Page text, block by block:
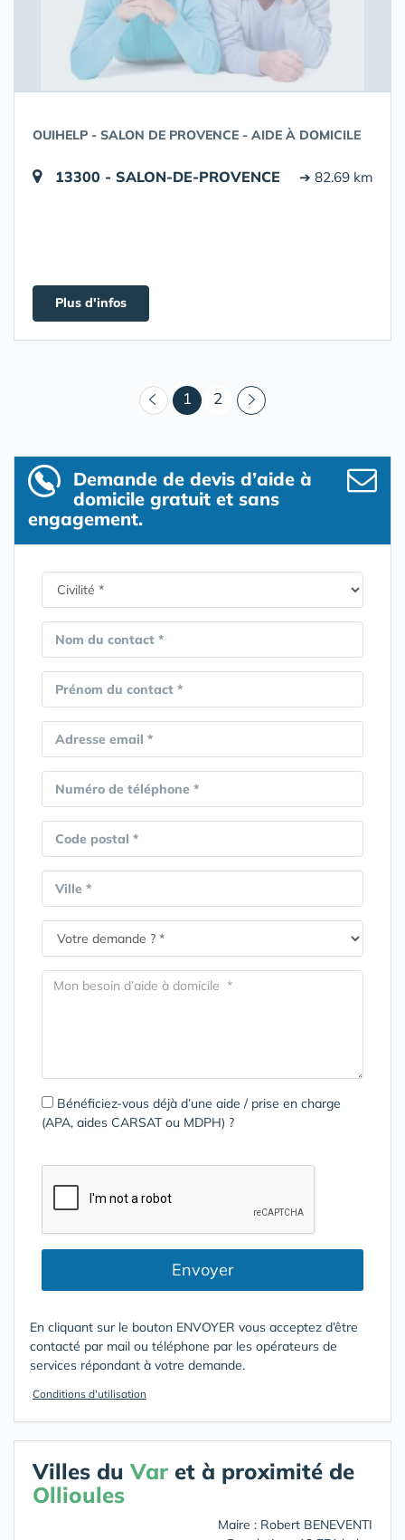
OUIHELP - SALON DE PROVENCE - AIDE À DOMICILE
13300 - SALON-DE-PROVENCE ➔ 82.69 km
Plus d'infos
1 (courant)
2
Demande de devis d’aide à
domicile gratuit et sans
engagement.
Nom du contact *
Prénom du contact *
Adresse email *
Numéro de téléphone *
Code postal *
Ville *
Bénéficiez-vous déjà d’une aide / prise en charge
(APA, aides CARSAT ou MDPH) ?
Envoyer
En cliquant sur le bouton ENVOYER vous acceptez d’être
contacté par mail ou téléphone par les opérateurs de
services répondant à votre demande.
Conditions d'utilisation
Villes du Var et à proximité de
Ollioules
Maire : Robert BENEVENTI